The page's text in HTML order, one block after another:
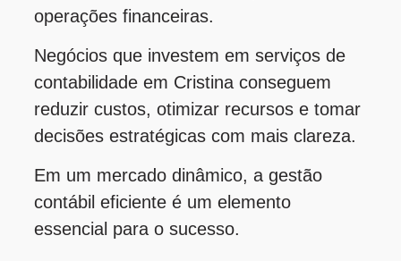
operações financeiras.
Negócios que investem em serviços de
contabilidade em Cristina conseguem
reduzir custos, otimizar recursos e tomar
decisões estratégicas com mais clareza.
Em um mercado dinâmico, a gestão
contábil eficiente é um elemento
essencial para o sucesso.